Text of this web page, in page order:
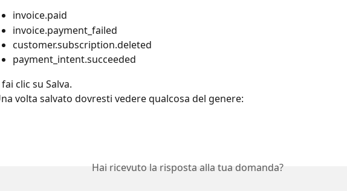
invoice.paid
invoice.payment_failed
customer.subscription.deleted
payment_intent.succeeded
fai clic su Salva.
volta salvato dovresti vedere qualcosa del genere:
Hai ricevuto la risposta alla tua domanda?